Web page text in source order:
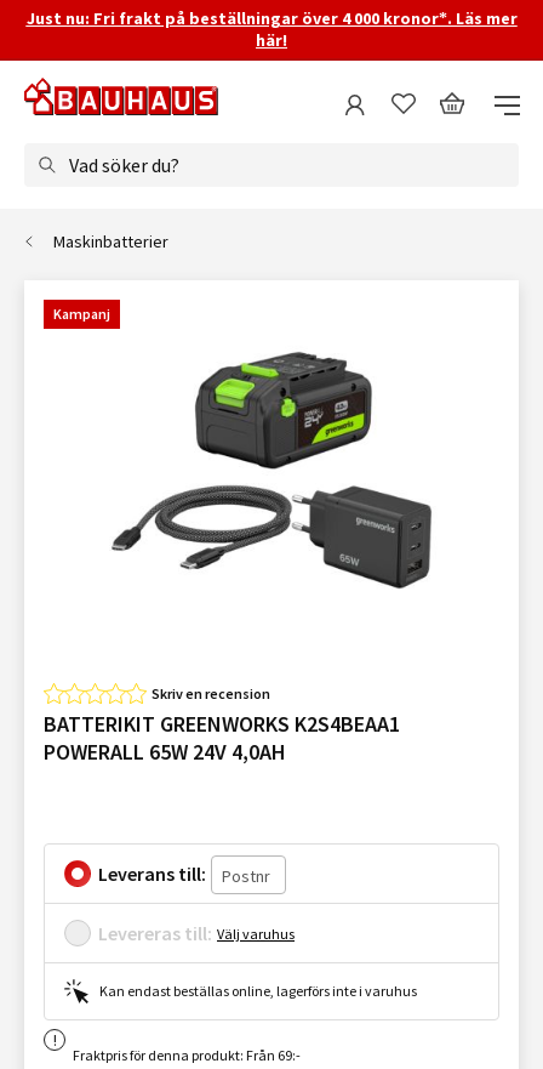
Just nu: Fri frakt på beställningar över 4 000 kronor*. Läs mer
här!
Vad söker du?
Maskinbatterier
Kampanj
Skriv en recension
BATTERIKIT GREENWORKS K2S4BEAA1
POWERALL 65W 24V 4,0AH
Leverans till:
Levereras till: Välj varuhus
Kan endast beställas online, lagerförs inte i varuhus
Fraktpris för denna produkt: Från 69:-